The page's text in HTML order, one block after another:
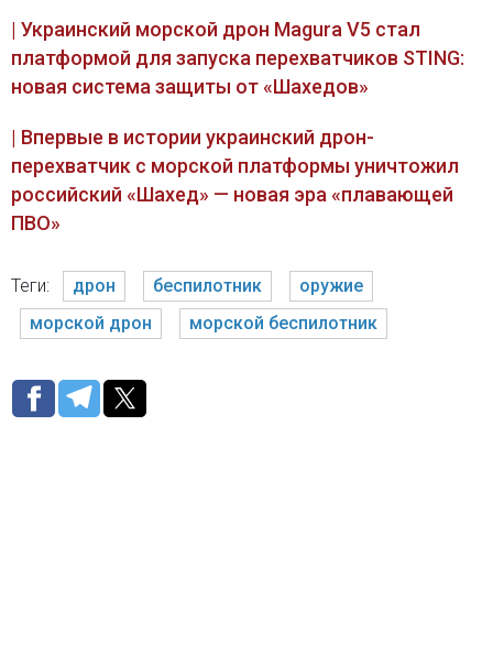
| Украинский морской дрон Magura V5 стал
платформой для запуска перехватчиков STING:
новая система защиты от «Шахедов»
| Впервые в истории украинский дрон-
перехватчик с морской платформы уничтожил
российский «Шахед» — новая эра «плавающей
ПВО»
Теги: дрон беспилотник
оружие
морской дрон
морской беспилотник